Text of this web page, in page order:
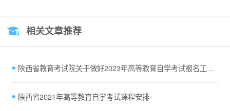
相关文章推荐
陕西省教育考试院关于做好2023年高等教育自学考试报名工作的通知
陕西省2021年高等教育自学考试课程安排